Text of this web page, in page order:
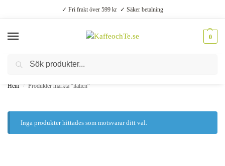
✓ Fri frakt över 599 kr ✓ Säker betalning
0
Välsmakande vardagslyx –
Hem / Produkter märkta ”italien”
Inga produkter hittades som motsvarar ditt val.